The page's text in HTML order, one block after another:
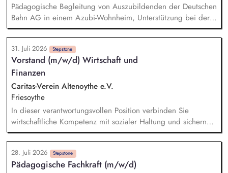
Pädagogische Begleitung von Auszubildenden der Deutschen
Bahn AG in einem Azubi-Wohnheim, Unterstützung bei der
Organisation und Bewältigung des Alltags sowie bei
persönlichen Herausforderungen, Förderung
lebenspraktischer Fähigkeiten, Planung und Durchführung
von Freizeitaktivitäten und Gruppenangeboten, Motivation zur
aktiven Teilnahme an kulturellen, sportlichen und kreativen
Angeboten (auch extern), Förderung sozialer Kompetenzen
durch gruppendynamische Erlebnisse, Unterstützung bei der
Vernetzung in Sozialräumen.
31. Juli 2026 Stepstone
Vorstand (m/w/d) Wirtschaft und
Finanzen
Caritas-Verein Altenoythe e.V.
Friesoythe
In dieser verantwortungsvollen Position verbinden Sie
wirtschaftliche Kompetenz mit sozialer Haltung und sichern
die wirtschaftlichen Grundlagen für die nachhaltige und
zukunftsorientierte Erfüllung des sozialen Auftrags des Caritas-
Vereins Altenoythe. Gemeinsam mit dem Vorstand Inhalte,
Pädagogik und Verfahren verantworten Sie die Gesamtleitung
28. Juli 2026 Stepstone
Pädagogische Fachkraft (m/w/d)